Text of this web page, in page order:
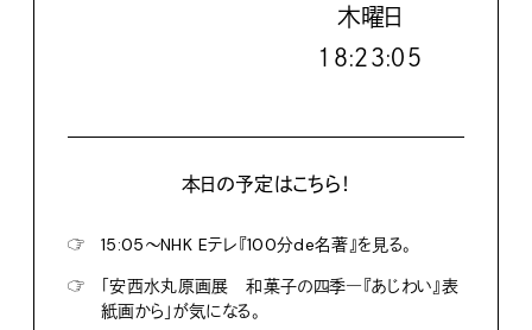
木曜日
１８:２３:０６
本日の予定はこちら！
☞
15:05〜NHK Eテレ『100分de名著』を見る。
☞
「安西水丸原画展 和菓子の四季―『あじわい』表
紙画から」が気になる。